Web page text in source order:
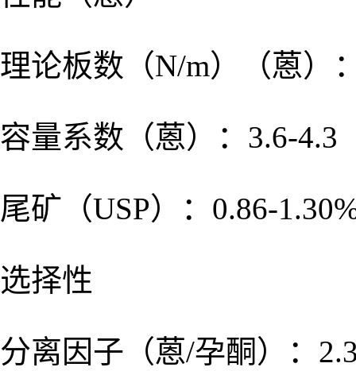
理论板数（N/m）（蒽）
容量系数（蒽）：3.6-4.3
尾矿（USP）：0.86-
选择性
分离因子（蒽/孕酮）：